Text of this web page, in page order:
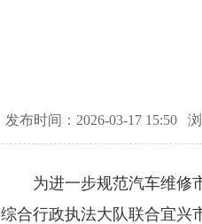
发布时间：2026-03-17 15:50
为进一步规范汽车维修市
综合行政执法大队联合宜兴